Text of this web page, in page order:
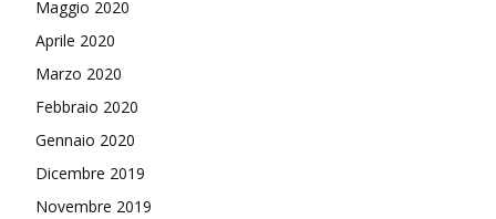
Maggio 2020
Aprile 2020
Marzo 2020
Febbraio 2020
Gennaio 2020
Dicembre 2019
Novembre 2019